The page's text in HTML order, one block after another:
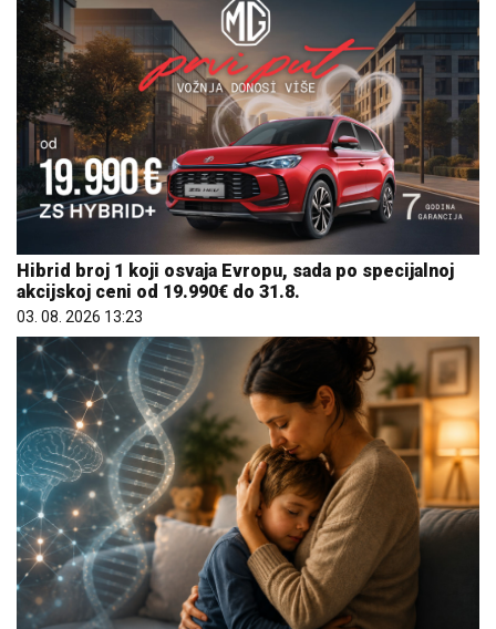
Hibrid broj 1 koji osvaja Evropu, sada po specijalnoj
akcijskoj ceni od 19.990€ do 31.8.
03. 08. 2026 13:23